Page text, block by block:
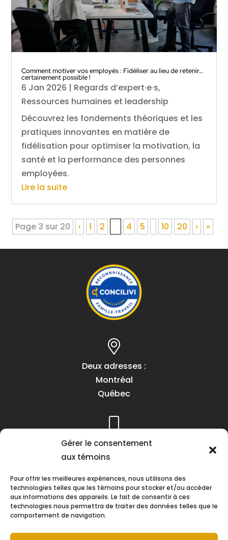
Gérer le consentement
aux témoins
Pour offrir les meilleures expériences, nous utilisons des
technologies telles que les témoins pour stocker et/ou accéder
aux informations des appareils. Le fait de consentir à ces
technologies nous permettra de traiter des données telles que le
comportement de navigation.
Comment motiver vos employés : Fidéliser au lieu de retenir…
certainement possible !
6 Jan 2026 | Regards d’expert·e·s,
Ressources humaines et leadership
Découvrez les fondements théoriques et les
pratiques innovantes en matière de
fidélisation pour optimiser la motivation, la
santé et la performance des personnes
employées.
Lire la suite
Page 3 sur 20 ‹ 1 2 4 5 10 20 › »
Deux adresses :
Montréal
Québec
Téléphone :
(418) 622-1001
Heures d’ouverture :
Lundi au vendredi